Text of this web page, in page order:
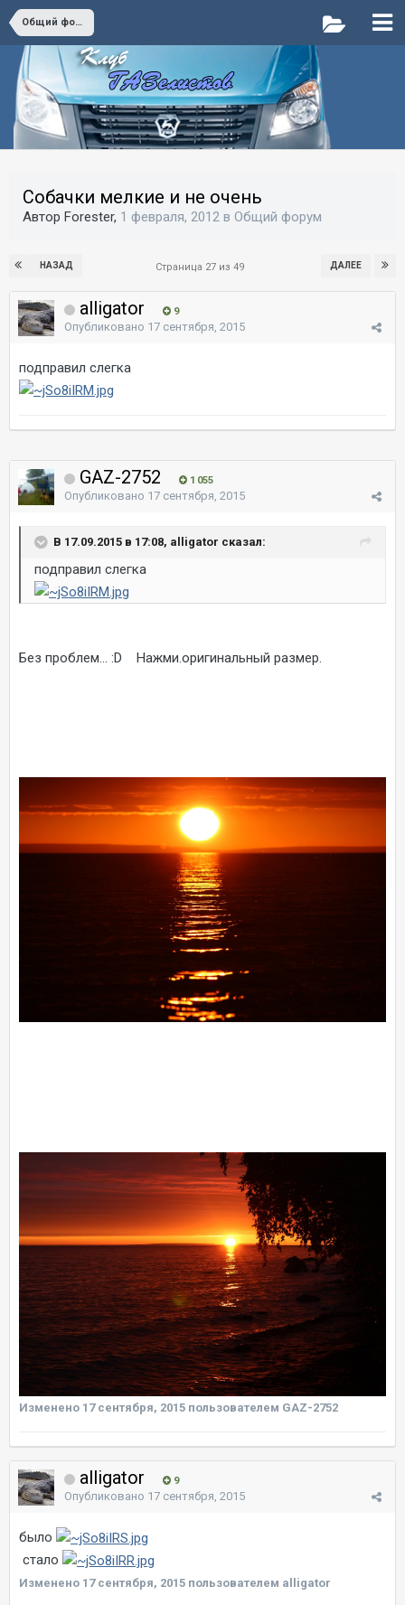
Общий форум
Собачки мелкие и не очень
Автор Forester, 1 февраля, 2012 в Общий форум
НАЗАД ДАЛЕЕ
Страница 27 из 49
alligator 9
Опубликовано 17 сентября, 2015
подправил слегка
GAZ-2752 1 055
Опубликовано 17 сентября, 2015
В 17.09.2015 в 17:08, alligator сказал:
подправил слегка
Без проблем... :D Нажми.оригинальный размер.
Изменено 17 сентября, 2015 пользователем GAZ-2752
alligator 9
Опубликовано 17 сентября, 2015
было
стало
Изменено 17 сентября, 2015 пользователем alligator